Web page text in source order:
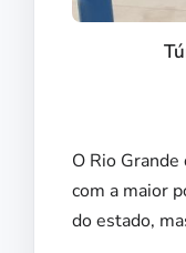
O Rio
com a maior
do estado,